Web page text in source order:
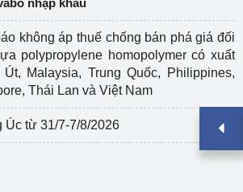
nhập khẩu
không áp thuế chống bán phá giá đối
polypropylene homopolymer có xuất
Malaysia, Trung Quốc, Philippines,
Thái Lan và Việt Nam
Úc từ 31/7-7/8/2026